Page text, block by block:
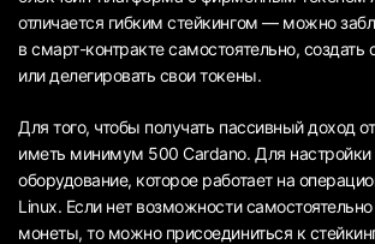
отличается гибким стейкингом — можно
в смарт-контракте самостоятельно, создать
или делегировать свои токены.
Для того, чтобы получать пассивный доход
иметь минимум 500 Cardano. Для
оборудование, которое работает на
Linux. Если нет возможности
монеты, то можно присоединиться к